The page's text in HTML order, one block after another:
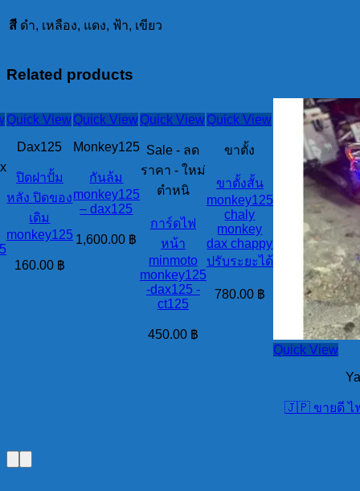
สี ดำ, เหลือง, แดง, ฟ้า, เขียว
Related products
Quick View
Dax125
ปิดฝาปั้ม
หลัง ปิดของ
เดิม
monkey125
160.00 ฿
Quick View
Monkey125
กันล้ม
monkey125
– dax125
1,600.00 ฿
Quick View
Sale - ลด
ราคา - ใหม่
ตำหนิ
การ์ดไฟ
หน้า
minmoto
monkey125
-dax125 -
ct125
450.00 ฿
Quick View
ขาตั้ง
ขาตั้งสั้น
monkey125
chaly
monkey
dax chappy
ปรับระยะได้
780.00 ฿
Quick View
🇯🇵 ขายดี ไฟ